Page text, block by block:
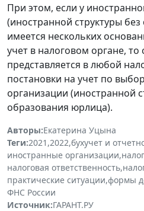
При этом, если у
(иностранной структуры
имеется нескольких
учет в налоговом органе,
представляется в любой
постановки на учет по
организации (иностранной
образования юрлица).
Авторы:Екатерина Уцына
Теги:2021 ,2022,бухучет и
иностранные организации,
налоговая ответственность,
практические ситуации,формы
ФНС России
Источник:ГАРАНТ.РУ